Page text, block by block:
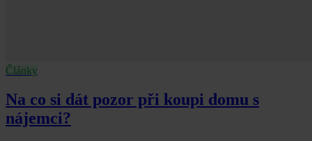
Články
Na co si dát pozor při koupi domu s
nájemci?